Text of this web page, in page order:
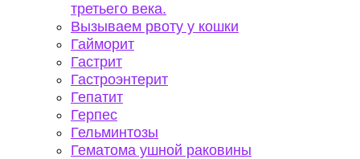
третьего века.
Вызываем рвоту у кошки
Гайморит
Гастрит
Гастроэнтерит
Гепатит
Герпес
Гельминтозы
Гематома ушной раковины